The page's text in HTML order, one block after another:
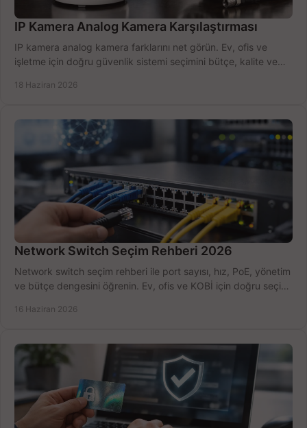
IP Kamera Analog Kamera Karşılaştırması
IP kamera analog kamera farklarını net görün. Ev, ofis ve
işletme için doğru güvenlik sistemi seçimini bütçe, kalite ve
18 Haziran 2026
Network Switch Seçim Rehberi 2026
Network switch seçim rehberi ile port sayısı, hız, PoE, yönetim
ve bütçe dengesini öğrenin. Ev, ofis ve KOBİ için doğru seçimi
16 Haziran 2026